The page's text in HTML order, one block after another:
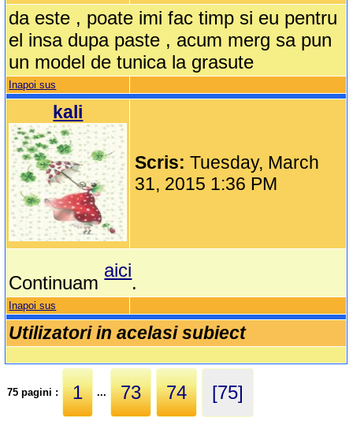
da este , poate imi fac timp si eu pentru
el insa dupa paste , acum merg sa pun
un model de tunica la grasute
Inapoi sus
kali
Scris:Tuesday, March
31, 2015 1:36 PM
Continuam
aici
.
Inapoi sus
Utilizatori in acelasi subiect
75 pagini : 1 ... 73 74 [75]